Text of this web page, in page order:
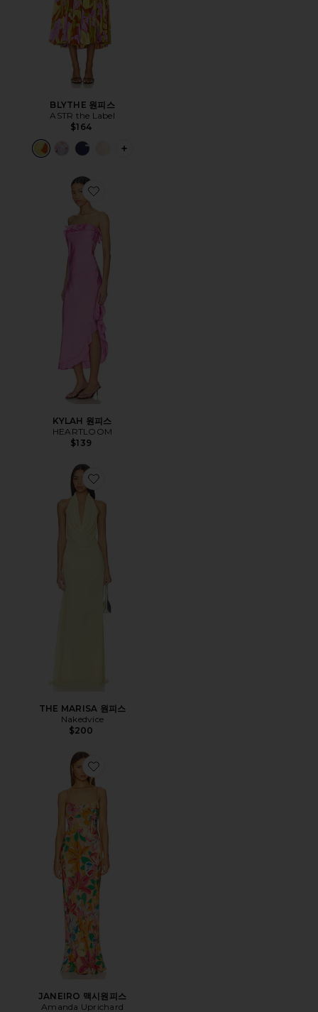
BLYTHE 원피스
ASTR the Label
$164
PLUS ICON TO SEE MORE OPTIONS
Favorite KYLAH 원피스
KYLAH 원피스
HEARTLOOM
$139
Favorite THE MARISA 원피스
THE MARISA 원피스
Nakedvice
$200
Favorite JANEIRO 맥시원피스
JANEIRO 맥시원피스
Amanda Uprichard